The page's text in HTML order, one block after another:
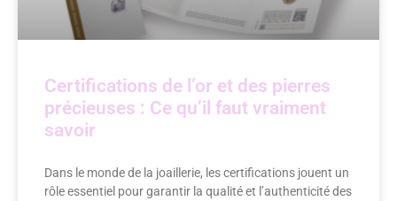
Certifications de l’or et des pierres
précieuses : Ce qu’il faut vraiment
savoir
Dans le monde de la joaillerie, les certifications jouent un
rôle essentiel pour garantir la qualité et l’authenticité des